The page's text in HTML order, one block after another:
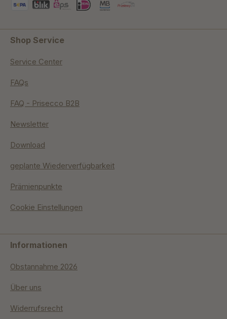
Shop Service
Service Center
FAQs
FAQ - Prisecco B2B
Newsletter
Download
geplante Wiederverfügbarkeit
Prämienpunkte
Cookie Einstellungen
Informationen
Obstannahme 2026
Über uns
Widerrufsrecht